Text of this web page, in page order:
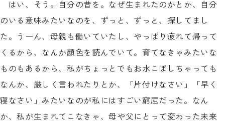
はい、そう。自分の昔を。なぜ生まれたのかとか、自分
のいる意味みたいなのを、ずっと、ずっと、探してまし
た。うーん、母親も働いていたし、やっぱり疲れて帰って
くるから、なんか顔色を読んでいて。育てなきゃみたいな
ものもあるから、私がちょっとでもお水こぼしちゃっても
なんか、厳しく言われたりとか、「片付けなさい」「早く
寝なさい」みたいなのが私にはすごい窮屈だった。なん
か、私が生まれてこなきゃ、母や父にとって変わった未来